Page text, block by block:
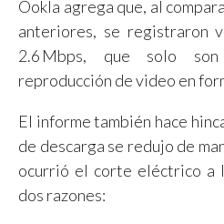
Ookla agrega que, al
anteriores, se registraron
2.6 Mbps, que solo
reproducción de video en
El informe también hace
de descarga se redujo de
ocurrió el corte eléctrico a
dos razones: